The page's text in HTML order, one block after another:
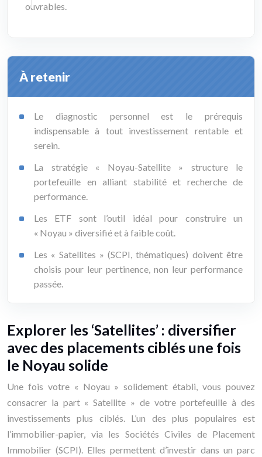
ouvrables.
À retenir
Le diagnostic personnel est le prérequis
indispensable à tout investissement rentable et
serein.
La stratégie « Noyau-Satellite » structure le
portefeuille en alliant stabilité et recherche de
performance.
Les ETF sont l’outil idéal pour construire un
« Noyau » diversifié et à faible coût.
Les « Satellites » (SCPI, thématiques) doivent être
choisis pour leur pertinence, non leur performance
passée.
Explorer les ‘Satellites’ : diversifier
avec des placements ciblés une fois
le Noyau solide
Une fois votre « Noyau » solidement établi, vous pouvez
consacrer la part « Satellite » de votre portefeuille à des
investissements plus ciblés. L’un des plus populaires est
l’immobilier-papier, via les Sociétés Civiles de Placement
Immobilier (SCPI). Elles permettent d’investir dans un parc